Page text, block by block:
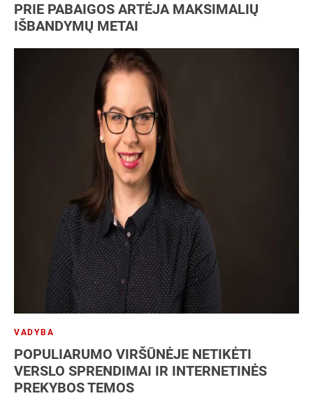
PRIE PABAIGOS ARTĖJA MAKSIMALIŲ
IŠBANDYMŲ METAI
VADYBA
POPULIARUMO VIRŠŪNĖJE NETIKĖTI
VERSLO SPRENDIMAI IR INTERNETINĖS
PREKYBOS TEMOS